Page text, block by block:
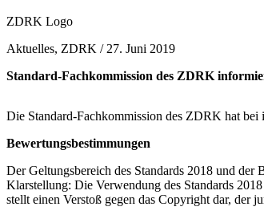
ZDRK Logo
Aktuelles, ZDRK / 27. Juni 2019
Standard-Fachkommission des ZDRK
Die Standard-Fachkommission des ZDRK hat
Bewertungsbestimmungen
Der Geltungsbereich des Standards 2018 und
Klarstellung: Die Verwendung des Standards
stellt einen Verstoß gegen das Copyright dar, der